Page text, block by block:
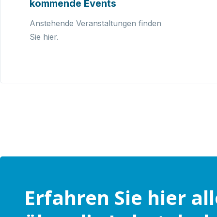
kommende Events
Anstehende Veranstaltungen finden
Sie hier.
Erfahren Sie hier